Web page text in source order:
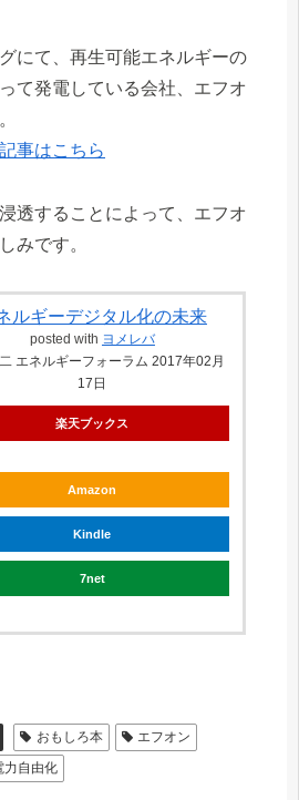
にて、再生可能エネルギーの
て発電している会社、エフオ
事はこちら
透することによって、エフオ
みです。
ルギーデジタル化の未来
posted with ヨメレバ
エネルギーフォーラム 2017年02月
17日
楽天ブックス
Amazon
Kindle
7net
おもしろ本
エフオン
力自由化